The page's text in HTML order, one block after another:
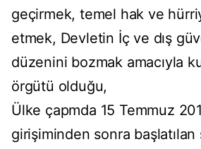
geçirmek, temel hak ve
etmek, Devletin İç ve dış
düzenini bozmak amacıyla
örgütü olduğu,
Ülke çapmda 15 Temmuz
girişiminden sonra